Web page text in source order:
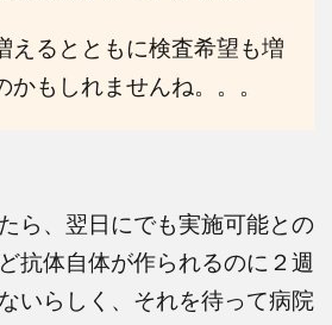
えるとともに検査希望も増
かもしれませんね。。。
ら、翌日にでも実施可能との
抗体自体が作られるのに２週
いらしく、それを待って病院